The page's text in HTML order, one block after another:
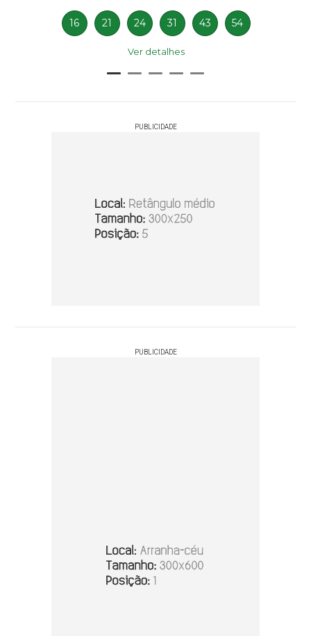
16 21 24 31 43 54
Ver detalhes
PUBLICIDADE
PUBLICIDADE